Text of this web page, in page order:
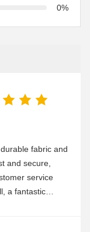
0%
fabric and
and secure,
service
a fantastic